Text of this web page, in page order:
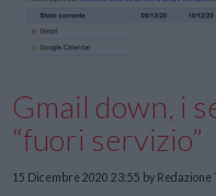
Gmail down, i
“fuori servizio”
15 Dicembre 2020 23:55 by